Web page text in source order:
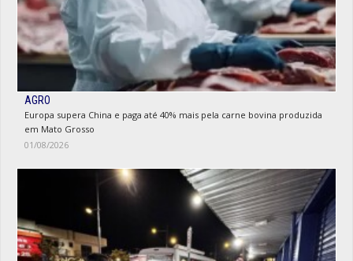
AGRO
Europa supera China e paga até 40% mais pela carne bovina produzida
em Mato Grosso
01/08/2026